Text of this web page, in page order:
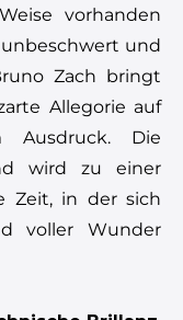
vorhanden
und
Zach bringt
Allegorie auf
Ausdruck. Die
wird zu einer
Zeit, in der sich
voller Wunder